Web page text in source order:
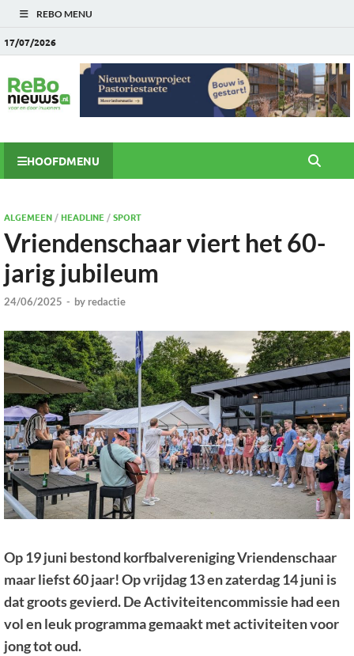
REBO MENU
17/07/2026
HOOFDMENU
ALGEMEEN/ HEADLINE/SPORT
Vriendenschaar viert het 60-
jarig jubileum
24/06/2025 - by redactie
Op 19 juni bestond korfbalvereniging Vriendenschaar
maar liefst 60 jaar! Op vrijdag 13 en zaterdag 14 juni is
dat groots gevierd. De Activiteitencommissie had een
vol en leuk programma gemaakt met activiteiten voor
jong tot oud.